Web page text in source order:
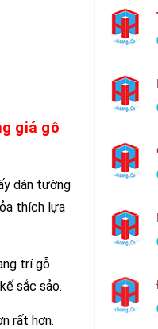
giả gỗ
dán tường
thích lựa
trí gỗ
sắc sảo.
rất hơn.